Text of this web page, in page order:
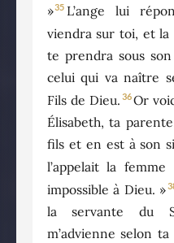
»35 L’ange lui
viendra sur toi, et la
te prendra sous
celui qui va naître
Fils de Dieu. 36Or
Élisabeth, ta
fils et en est à son
l’appelait la femme
impossible à Dieu. »
la servante du
m’advienne selon